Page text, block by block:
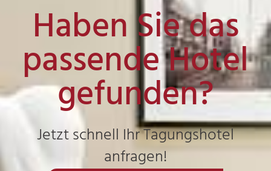
Haben Sie das
passende Hotel
gefunden?
Jetzt schnell Ihr Tagungshotel
anfragen!